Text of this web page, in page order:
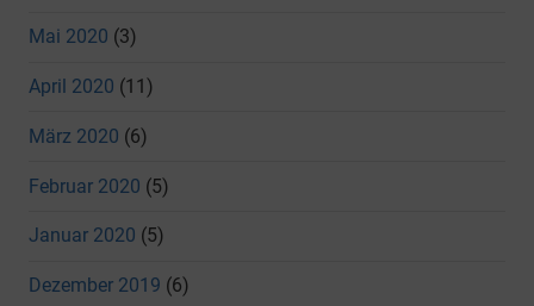
Mai 2020 (3)
April 2020 (11)
März 2020 (6)
Februar 2020 (5)
Januar 2020 (5)
Dezember 2019 (6)